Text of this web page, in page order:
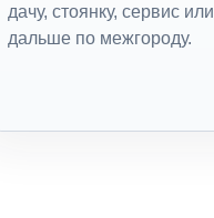
дачу, стоянку, сервис или
дальше по межгороду.